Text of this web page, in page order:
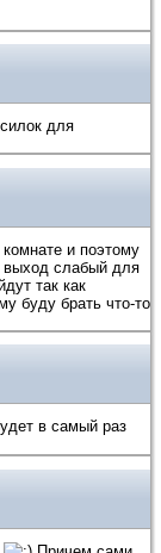
для
и поэтому
выход слабый для
так как
буду брать что-то
в самый раз